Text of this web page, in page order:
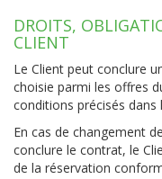
DROITS,
CLIENT
Le Client peut conclure
choisie parmi les offres
conditions précisés dans
En cas de changement
conclure le contrat, le
de la réservation